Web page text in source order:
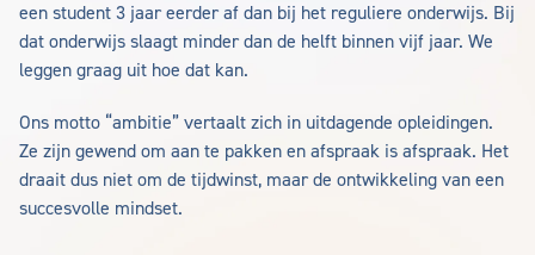
een student 3 jaar eerder af dan bij het reguliere onderwijs. Bij
dat onderwijs slaagt minder dan de helft binnen vijf jaar. We
leggen graag uit hoe dat kan.
Ons motto “ambitie” vertaalt zich in uitdagende opleidingen.
Ze zijn gewend om aan te pakken en afspraak is afspraak. Het
draait dus niet om de tijdwinst, maar de ontwikkeling van een
succesvolle mindset.